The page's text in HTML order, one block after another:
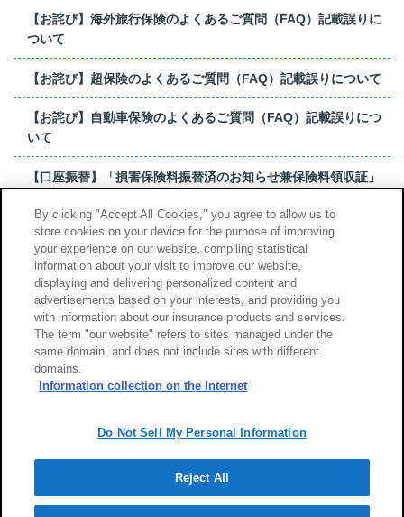
【お詫び】海外旅行保険のよくあるご質問（FAQ）記載誤りに
ついて
【お詫び】超保険のよくあるご質問（FAQ）記載誤りについて
【お詫び】自動車保険のよくあるご質問（FAQ）記載誤りにつ
いて
【口座振替】「損害保険料振替済のお知らせ兼保険料領収証」
【お詫び】超保険のよくあるご質問（FAQ）記載誤りについて
もっと見る
サイトのご利用について
勧誘方針
Copyright (c) Tokio Marine & Nichido Fire Insurance Co., Ltd.
By clicking "Accept All Cookies," you agree to allow us to
store cookies on your device for the purpose of improving
your experience on our website, compiling statistical
information about your visit to improve our website,
displaying and delivering personalized content and
advertisements based on your interests, and providing you
with information about our insurance products and services.
The term "our website" refers to sites managed under the
same domain, and does not include sites with different
domains.
Information collection on the Internet
Do Not Sell My Personal Information
Reject All